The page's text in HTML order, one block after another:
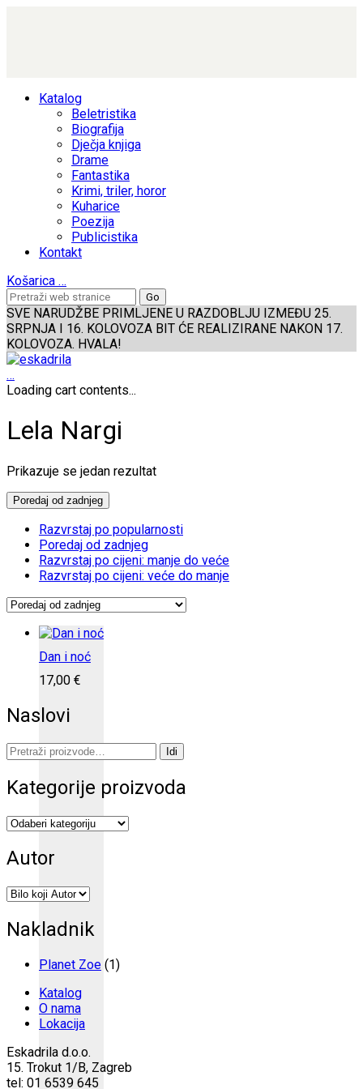
Katalog
Beletristika
Biografija
Dječja knjiga
Drame
Fantastika
Krimi, triler, horor
Kuharice
Poezija
Publicistika
Kontakt
Košarica …
SVE NARUDŽBE PRIMLJENE U RAZDOBLJU IZMEĐU 25.
SRPNJA I 16. KOLOVOZA BIT ĆE REALIZIRANE NAKON 17.
KOLOVOZA. HVALA!
…
Loading cart contents...
Lela Nargi
Prikazuje se jedan rezultat
Poredaj od zadnjeg
Razvrstaj po popularnosti
Poredaj od zadnjeg
Razvrstaj po cijeni: manje do veće
Razvrstaj po cijeni: veće do manje
Dan i noć
17,00 €
Naslovi
Pretraži: Idi
Kategorije proizvoda
Autor
Nakladnik
Planet Zoe (1)
Katalog
O nama
Lokacija
Eskadrila d.o.o.
15. Trokut 1/B, Zagreb
tel: 01 6539 645